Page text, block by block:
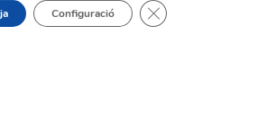
1 plaça tècnic/a de
Configuració Tanca el bàner de